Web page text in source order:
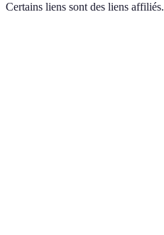
Certains liens sont des liens affiliés.